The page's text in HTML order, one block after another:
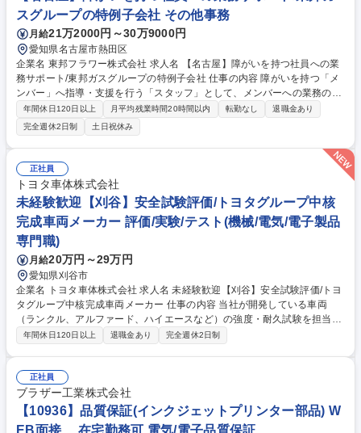
迎！/家賃補助制度有◎
スグループの特例子会社 その他事務
月給21万2000円～30万9000円
愛知県名古屋市熱田区
企業名 東邦フラワー株式会社 求人名 【名古屋】障がいを持つ社員への業
務サポート/東邦ガスグループの特例子会社 仕事の内容 障がいを持つ「メ
ンバー」へ指導・支援を行う「スタッフ」として、メンバーへの業務の割
り振り、手順の検討、進捗管理等を行い、一人一人の能力を最大限に発揮
できるようサポートしていただきます。 メンバーは、印刷、封入封緘、梱
包、発送、資料の電子化、給湯器リサイクル、設備管理などの業務を担当
しますが、スタッフには、その業務の割り振りや進捗管理、新規業務も含
めた業務手順の検討・指導などを行っていただきます。業務に慣れてきた
後は、メンバーとの定期面談、請求書作成などの事務業務、東邦ガスグル
ープ各社への訪問・対応（業務内容確認や納品など）等含め、より広義の
サポートをお願いします。 募集職種 【名古屋】障がいを持つ社員への業
務サポート/東邦ガスグループの特例子会社
年間休日120日以上 月平均残業時間20時間以内 転勤なし
退職金あり
完全週休2日制
土日祝休み
正社員
トヨタ車体株式会社
未経験歓迎【刈谷】安全試験評価/トヨタグループ中核
完成車両メーカー 評価/実験/テスト(機械/電気/電子製品
専門職)
月給20万円～29万円
愛知県刈谷市
企業名 トヨタ車体株式会社 求人名 未経験歓迎【刈谷】安全試験評価/トヨ
タグループ中核完成車両メーカー 仕事の内容 当社が開発している車両
（ランクル、アルファード、ハイエースなど）の強度・耐久試験を担当い
ただきます。刈谷市の富士松工場では、主に社内安全環境の試験評価を行
など、室内安全の評価試験 ■実車を使用した、衝突試験 など 【当社製造
製品】世界的人気SUVランドクルーザーをはじめ、アルファード、ヴェル
ファイア、ハイエースなど国内外の人気の高い車種を製造 募集職種 未経
験歓迎【刈谷】安全試験評価/トヨタグループ中核完成車両メーカー
年間休日120日以上 退職金あり 完全週休2日制
正社員
ブラザー工業株式会社
【10936】品質保証(インクジェットプリンター部品) W
EB面接 在宅勤務可 電気/電子品質保証